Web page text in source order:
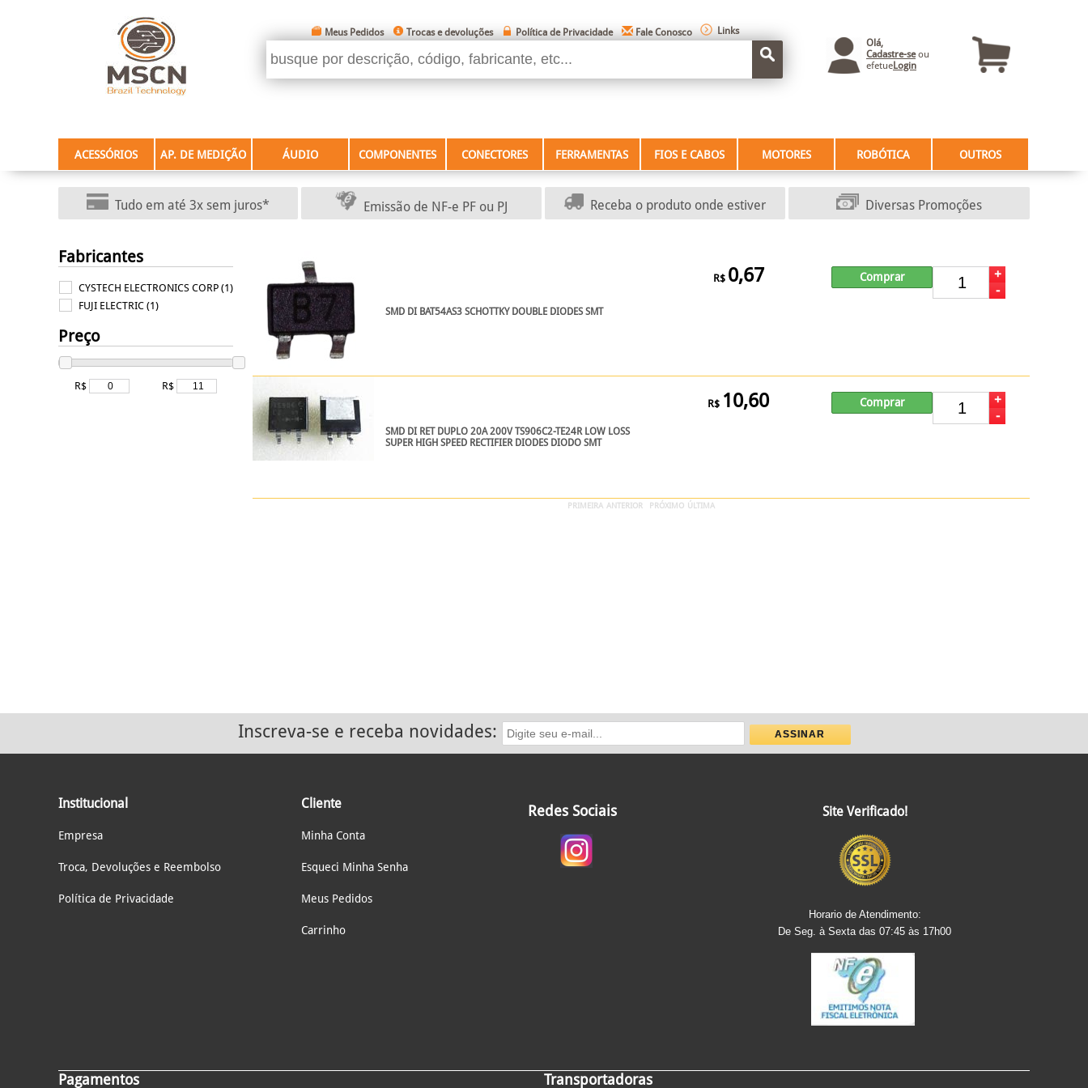
Meus Pedidos Trocas e devoluções Política de Privacidade Fale Conosco
Links
Olá,
Cadastre-seou
efetueLogin
ACESSÓRIOS AP. DE MEDIÇÃO ÁUDIO COMPONENTES CONECTORES FERRAMENTAS FIOS E CABOS MOTORES ROBÓTICA OUTROS
Tudo em até 3x sem juros* Emissão de NF-e PF ou PJ Receba o produto onde estiver Diversas Promoções
Fabricantes
CYSTECH ELECTRONICS CORP (1)
FUJI ELECTRIC (1)
Preço
R$ R$
SMD DI BAT54AS3 SCHOTTKY DOUBLE DIODES SMT
R$ 0,67 Comprar
+
-
SMD DI RET DUPLO 20A 200V TS906C2-TE24R LOW LOSS
SUPER HIGH SPEED RECTIFIER DIODES DIODO SMT
R$ 10,60 Comprar
+
-
PRIMEIRA ANTERIOR PRÓXIMO ÚLTIMA
Inscreva-se e receba novidades:
Institucional
Empresa
Troca, Devoluções e Reembolso
Política de Privacidade
Cliente
Minha Conta
Esqueci Minha Senha
Meus Pedidos
Carrinho
Redes Sociais Site Verificado!
Horario de Atendimento:
De Seg. à Sexta das 07:45 às 17h00
Pagamentos Transportadoras